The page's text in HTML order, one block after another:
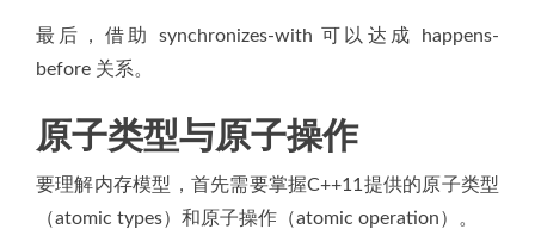
最后，借助 synchronizes-with 可以达成 happens-
before 关系。
原子类型与原子操作
要理解内存模型，首先需要掌握C++11提供的原子类型
（atomic types）和原子操作（atomic operation）。